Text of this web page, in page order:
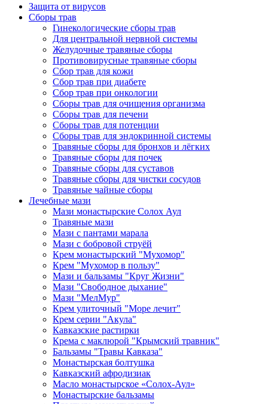
Защита от вирусов
Сборы трав
Гинекологические сборы трав
Для центральной нервной системы
Желудочные травяные сборы
Противовирусные травяные сборы
Сбор трав для кожи
Сбор трав при диабете
Сбор трав при онкологии
Сборы трав для очищения организма
Сборы трав для печени
Сборы трав для потенции
Сборы трав для эндокринной системы
Травяные сборы для бронхов и лёгких
Травяные сборы для почек
Травяные сборы для суставов
Травяные сборы для чистки сосудов
Травяные чайные сборы
Лечебные мази
Мази монастырские Солох Аул
Травяные мази
Мази с пантами марала
Мази с бобровой струёй
Крем монастырский "Мухомор"
Крем "Мухомор в пользу"
Мази и бальзамы "Круг Жизни"
Мази "Свободное дыхание"
Мази "МелМур"
Крем улиточный "Море лечит"
Крем серии "Акула"
Кавказские растирки
Крема с маклюрой "Крымский травник"
Бальзамы "Травы Кавказа"
Монастырская болтушка
Кавказский афродизиак
Масло монастырское «Солох-Аул»
Монастырские бальзамы